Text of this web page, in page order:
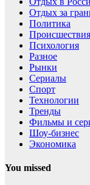
Отдых за
Политика
Происшествия
Психология
Разное
Рынки
Сериалы
Спорт
Технологии
Тренды
Фильмы и
Шоу-бизнес
Экономика
You missed